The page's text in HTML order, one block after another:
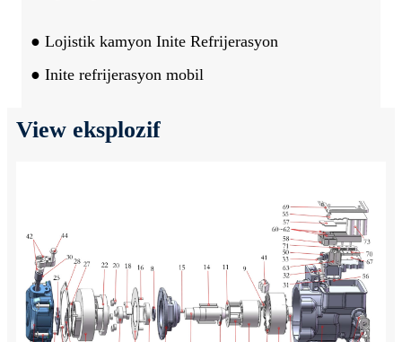
● Lojistik kamyon Inite Refrijerasyon
● Inite refrijerasyon mobil
View eksplozif